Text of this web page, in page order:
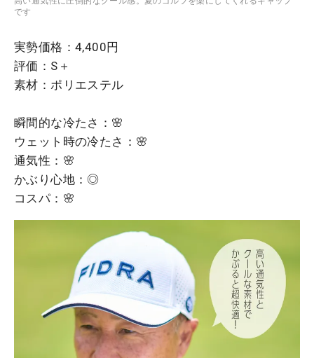
です
実勢価格：4,400円
評価：S＋
素材：ポリエステル
瞬間的な冷たさ：🌸
ウェット時の冷たさ：🌸
通気性：🌸
かぶり心地：◎
コスパ：🌸